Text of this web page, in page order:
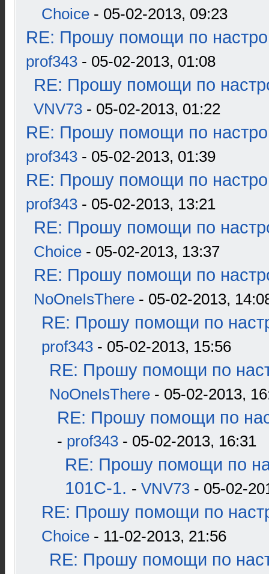
Choice - 05-02-2013, 09:23
RE: Прошу помощи по
prof343 - 05-02-2013, 01:08
RE: Прошу помощи по
VNV73 - 05-02-2013, 01:22
RE: Прошу помощи по
prof343 - 05-02-2013, 01:39
RE: Прошу помощи по
prof343 - 05-02-2013, 13:21
RE: Прошу помощи по
Choice - 05-02-2013, 13:37
RE: Прошу помощи по
NoOneIsThere - 05-02-2013,
RE: Прошу помощи по
prof343 - 05-02-2013, 15:56
RE: Прошу помощи по
NoOneIsThere - 05-02-2013,
RE: Прошу помощи по
- prof343 - 05-02-2013, 16:31
RE: Прошу помощи по
101С-1. - VNV73 - 05-02-
RE: Прошу помощи по
Choice - 11-02-2013, 21:56
RE: Прошу помощи по